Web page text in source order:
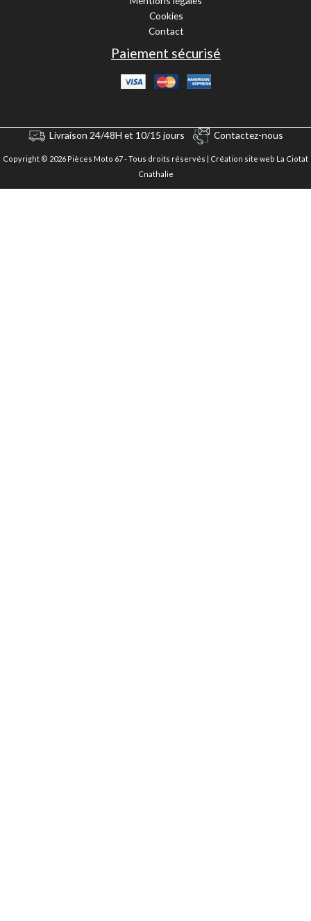
Cookies
Contact
Paiement sécurisé
Livraison 24/48H et 10/15 jours Contactez-nous
Copyright © 2026 Pièces Moto 67 - Tous droits réservés | Création site web La Ciotat
Cnathalie